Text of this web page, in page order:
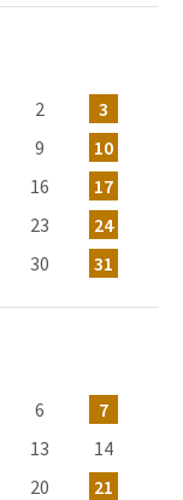
2
3
9
10
16
17
23
24
30 31
6
7
13
14
20
21